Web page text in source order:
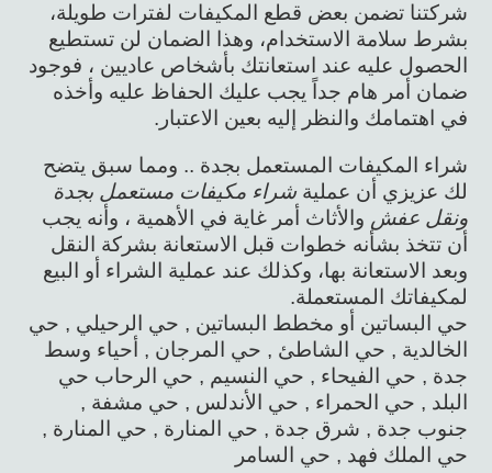
شركتنا تضمن بعض قطع المكيفات لفترات طويلة،
بشرط سلامة الاستخدام، وهذا الضمان لن تستطيع
الحصول عليه عند استعانتك بأشخاص عاديين ، فوجود
ضمان أمر هام جداً يجب عليك الحفاظ عليه وأخذه
في اهتمامك والنظر إليه بعين الاعتبار.
شراء المكيفات المستعمل بجدة .. ومما سبق يتضح
لك عزيزي أن عمليةشراء مكيفات مستعمل بجدة
ونقل عفش والأثاث أمر غاية في الأهمية ، وأنه يجب
أن تتخذ بشأنه خطوات قبل الاستعانة بشركة النقل
وبعد الاستعانة بها، وكذلك عند عملية الشراء أو البيع
لمكيفاتك المستعملة.
حي البساتين أو مخطط البساتين , حي الرحيلي , حي
الخالدية , حي الشاطئ , حي المرجان , أحياء وسط
جدة , حي الفيحاء , حي النسيم , حي الرحاب حي
البلد , حي الحمراء , حي الأندلس , حي مشفة ,
جنوب جدة , شرق جدة , حي المنارة , حي المنارة ,
حي الملك فهد , حي السامر